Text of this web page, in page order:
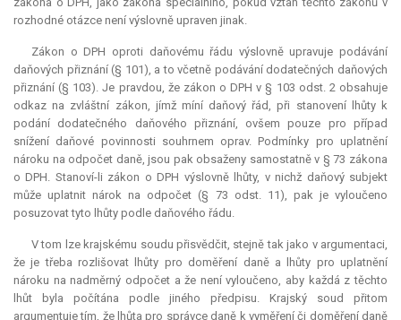
rozhodné otázce není výslovně upraven jinak.
Zákon o DPH oproti daňovému řádu výslovně upravuje podávání
daňových přiznání (§ 101), a to včetně podávání dodatečných daňových
přiznání (§ 103). Je pravdou, že zákon o DPH v § 103 odst. 2 obsahuje
odkaz na zvláštní zákon, jímž míní daňový řád, při stanovení lhůty k
podání dodatečného daňového přiznání, ovšem pouze pro případ
snížení daňové povinnosti souhrnem oprav. Podmínky pro uplatnění
nároku na odpočet daně, jsou pak obsaženy samostatně v § 73 zákona
o DPH. Stanoví-li zákon o DPH výslovně lhůty, v nichž daňový subjekt
může uplatnit nárok na odpočet (§ 73 odst. 11), pak je vyloučeno
posuzovat tyto lhůty podle daňového řádu.
V tom lze krajskému soudu přisvědčit, stejně tak jako v argumentaci,
že je třeba rozlišovat lhůty pro doměření daně a lhůty pro uplatnění
nároku na nadměrný odpočet a že není vyloučeno, aby každá z těchto
lhůt byla počítána podle jiného předpisu. Krajský soud přitom
argumentuje tím, že lhůta pro správce daně k vyměření či doměření daně